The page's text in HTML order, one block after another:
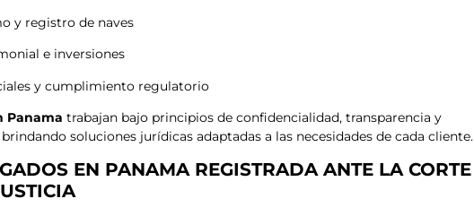
y registro de naves
e inversiones
y cumplimiento regulatorio
Panama trabajan bajo principios de confidencialidad, transparencia y
soluciones jurídicas adaptadas a las necesidades de cada cliente.
EN PANAMA REGISTRADA ANTE LA CORTE